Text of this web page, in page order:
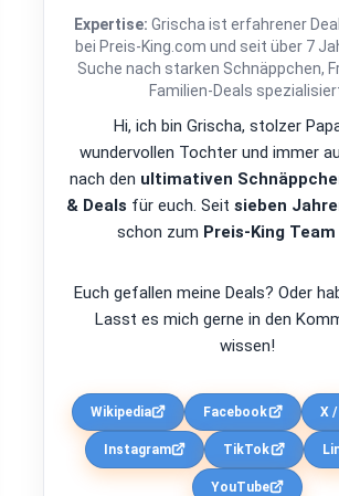
Expertise: Grischa ist erfahrener
bei Preis-King.com und seit über 7
Suche nach starken Schnäppchen,
Familien-Deals
Hi, ich bin Grischa, stolzer
wundervollen Tochter und immer
nach den ultimativen
& Deals für euch. Seit sieben
schon zum Preis-King Team
Euch gefallen meine Deals? Oder
Lasst es mich gerne in den
wissen!
Wikipedia Facebook X
Instagram TikTok
YouTube